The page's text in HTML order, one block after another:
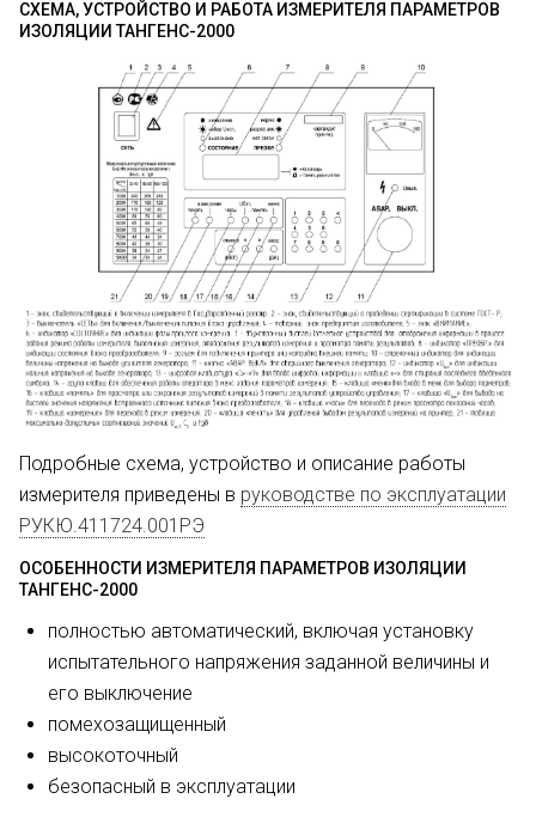
СХЕМА, УСТРОЙСТВО И РАБОТА ИЗМЕРИТЕЛЯ ПАРАМЕТРОВ
ИЗОЛЯЦИИ ТАНГЕНС-2000
Подробные схема, устройство и описание работы
измерителя приведены в руководстве по эксплуатации
РУКЮ.411724.001РЭ
ОСОБЕННОСТИ ИЗМЕРИТЕЛЯ ПАРАМЕТРОВ ИЗОЛЯЦИИ
ТАНГЕНС-2000
полностью автоматический, включая установку
испытательного напряжения заданной величины и
его выключение
помехозащищенный
высокоточный
безопасный в эксплуатации